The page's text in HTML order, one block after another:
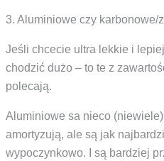
3. Aluminiowe czy karbonowe/
Jeśli chcecie ultra lekkie i
chodzić dużo – to te z
polecają.
Aluminiowe sa nieco
amortyzują, ale są jak
wypoczynkowo. I są bardziej